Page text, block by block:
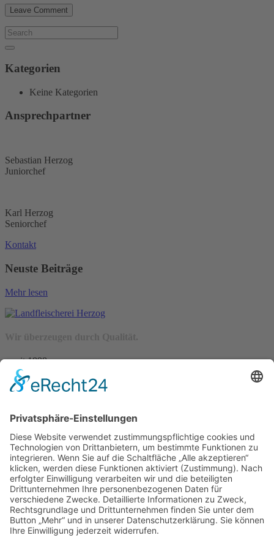
Kategorien
Keine Kategorien
Ansprechpartner
Sebastian Herzog
Juniorchef
Karl Herzog
Seniorchef
Kontakt
Neuste Beiträge
Mehr lesen
– seit 1898 –
Wir freuen uns auf Sie:
Landfleischerei & Catering Karl Herzog
Leutersdorfer Str. 6
02794 Spitzkunnersdorf
Tel.: 03586 / 38 62 96
Fax: 03586 / 78 93 32
Startseite